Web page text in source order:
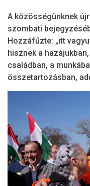
A közösségünknek
szombati
Hozzáfűzte: „itt
hisznek a
családban, a
összetartozásban,